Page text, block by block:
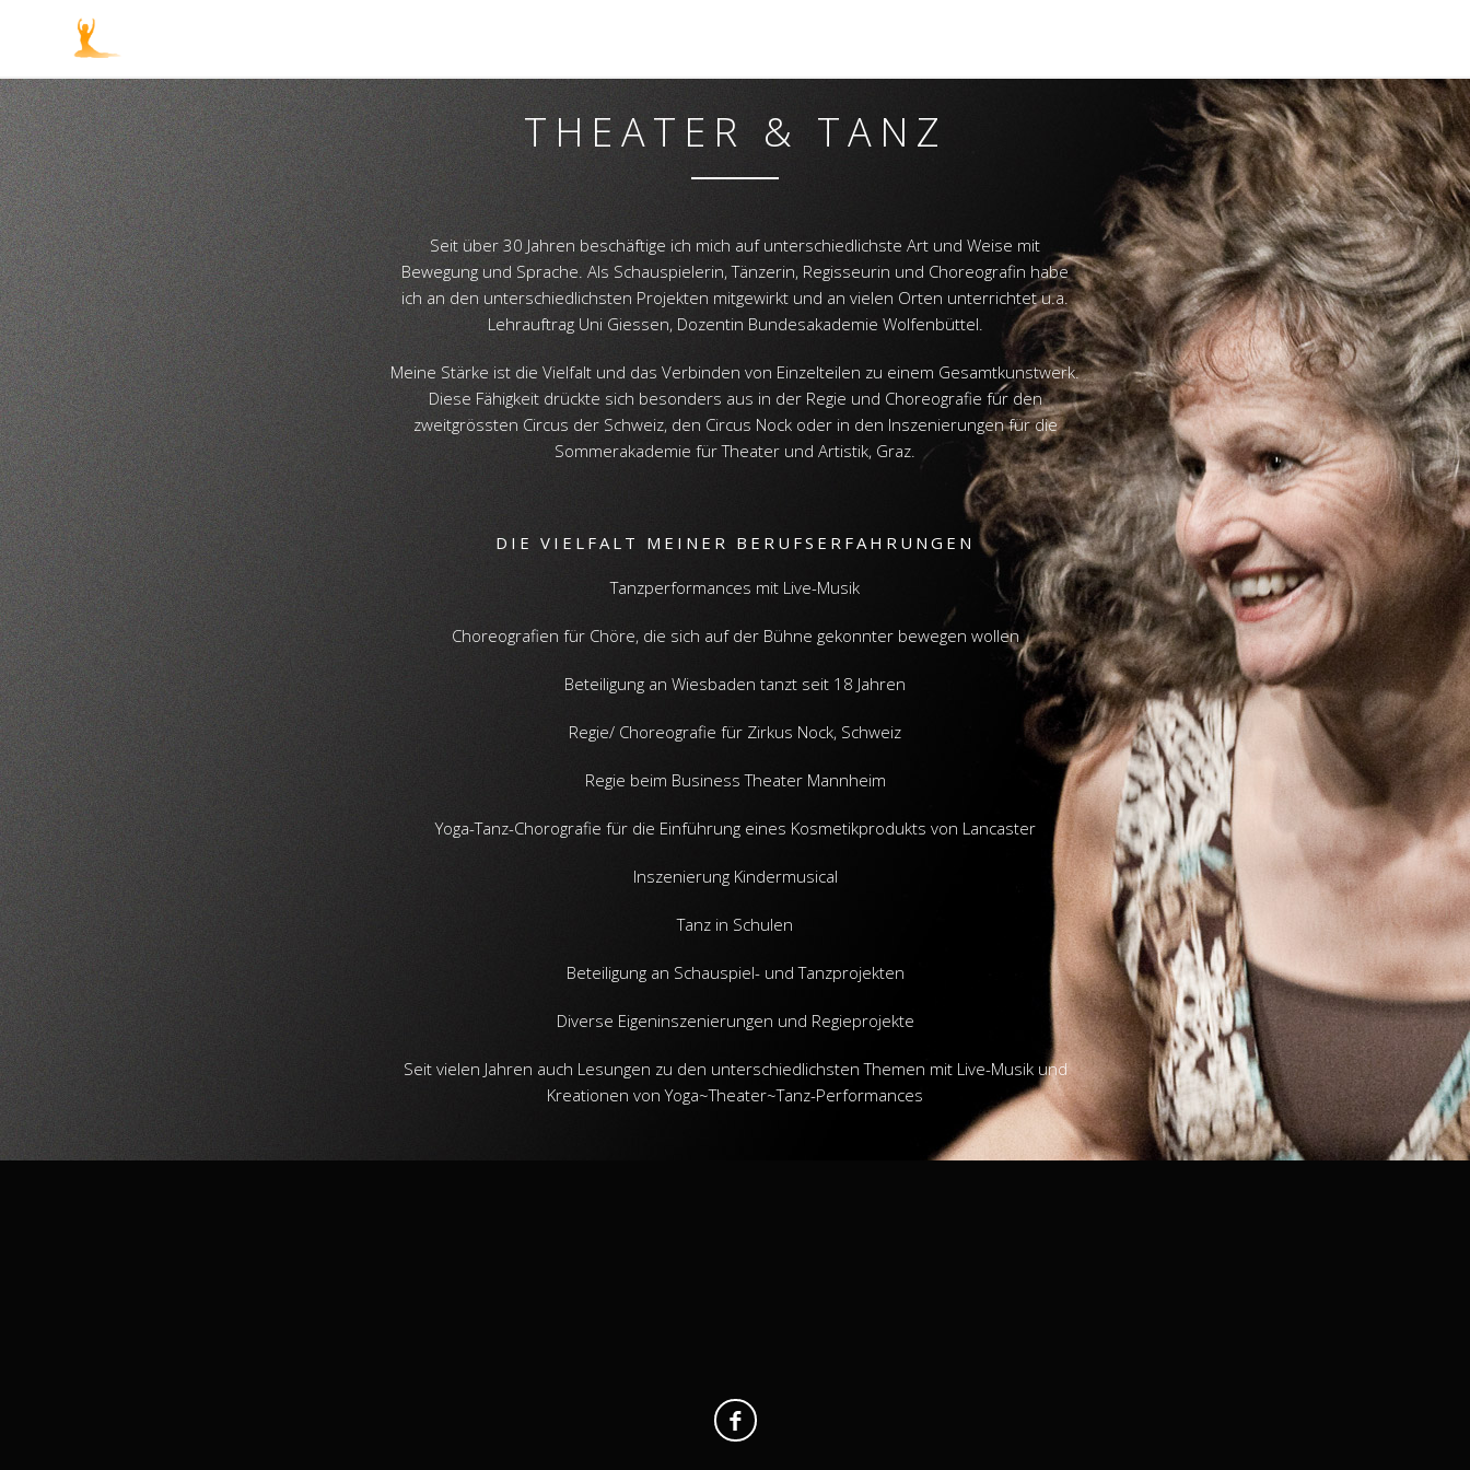
THEATER & TANZ
Seit über 30 Jahren beschäftige ich mich auf unterschiedlichste Art und Weise mit
Bewegung und Sprache. Als Schauspielerin, Tänzerin, Regisseurin und Choreografin habe
ich an den unterschiedlichsten Projekten mitgewirkt und an vielen Orten unterrichtet u.a.
Lehrauftrag Uni Giessen, Dozentin Bundesakademie Wolfenbüttel.
Meine Stärke ist die Vielfalt und das Verbinden von Einzelteilen zu einem Gesamtkunstwerk.
Diese Fähigkeit drückte sich besonders aus in der Regie und Choreografie für den
zweitgrössten Circus der Schweiz, den Circus Nock oder in den Inszenierungen für die
Sommerakademie für Theater und Artistik, Graz.
DIE VIELFALT MEINER BERUFSERFAHRUNGEN
Tanzperformances mit Live-Musik
Choreografien für Chöre, die sich auf der Bühne gekonnter bewegen wollen
Beteiligung an Wiesbaden tanzt seit 18 Jahren
Regie/ Choreografie für Zirkus Nock, Schweiz
Regie beim Business Theater Mannheim
Yoga-Tanz-Chorografie für die Einführung eines Kosmetikprodukts von Lancaster
Inszenierung Kindermusical
Tanz in Schulen
Beteiligung an Schauspiel- und Tanzprojekten
Diverse Eigeninszenierungen und Regieprojekte
Seit vielen Jahren auch Lesungen zu den unterschiedlichsten Themen mit Live-Musik und
Kreationen von Yoga~Theater~Tanz-Performances